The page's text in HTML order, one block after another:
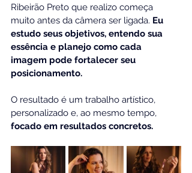
Ribeirão Preto que realizo começa
muito antes da câmera ser ligada. Eu
estudo seus objetivos, entendo sua
essência e planejo como cada
imagem pode fortalecer seu
posicionamento.
O resultado é um trabalho artístico,
personalizado e, ao mesmo tempo,
focado em resultados concretos.